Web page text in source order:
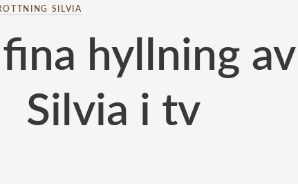
SILVIA
hyllning
Silvia i tv